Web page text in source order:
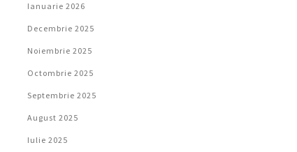
Ianuarie 2026
Decembrie 2025
Noiembrie 2025
Octombrie 2025
Septembrie 2025
August 2025
Iulie 2025